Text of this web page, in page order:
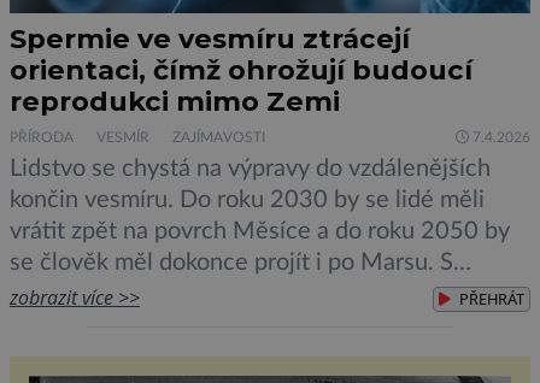
Spermie ve vesmíru ztrácejí
orientaci, čímž ohrožují budoucí
reprodukci mimo Zemi
PŘÍRODA VESMÍR ZAJÍMAVOSTI 7.4.2026
Lidstvo se chystá na výpravy do vzdálenějších
končin vesmíru. Do roku 2030 by se lidé měli
vrátit zpět na povrch Měsíce a do roku 2050 by
se člověk měl dokonce projít i po Marsu. S
prodlužující se dobou, kterou tak lidé nutně stráví
vesmírné agentury dosud […]
zobrazit více >> PŘEHRÁT